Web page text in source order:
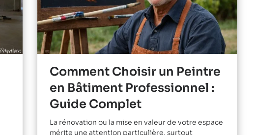
Comment Choisir un Peintre
en Bâtiment Professionnel :
Guide Complet
La rénovation ou la mise en valeur de votre espace
mérite une attention particulière, surtout